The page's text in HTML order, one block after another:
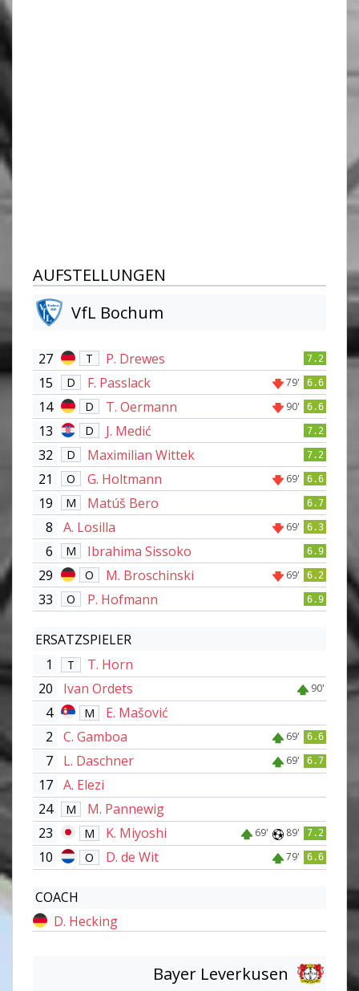
AUFSTELLUNGEN
VfL Bochum
27 T P. Drewes 7.2
15 D F. Passlack 79' 6.6
14 D T. Oermann 90' 6.6
13 D J. Medić 7.2
32 D Maximilian Wittek 7.2
21 O G. Holtmann 69' 6.6
19 M Matúš Bero 6.7
8 A. Losilla 69' 6.3
6 M Ibrahima Sissoko 6.9
29 O M. Broschinski 69' 6.2
33 O P. Hofmann 6.9
ERSATZSPIELER
1
T
T. Horn
20
Ivan Ordets 90'
4 M
E. Mašović
2
C. Gamboa 69' 6.6
7 L. Daschner 69' 6.7
17 A. Elezi
24
M
M. Pannewig
23
M K. Miyoshi 69' 89' 7.2
10 O D. de Wit 79' 6.6
COACH
D. Hecking
Bayer Leverkusen